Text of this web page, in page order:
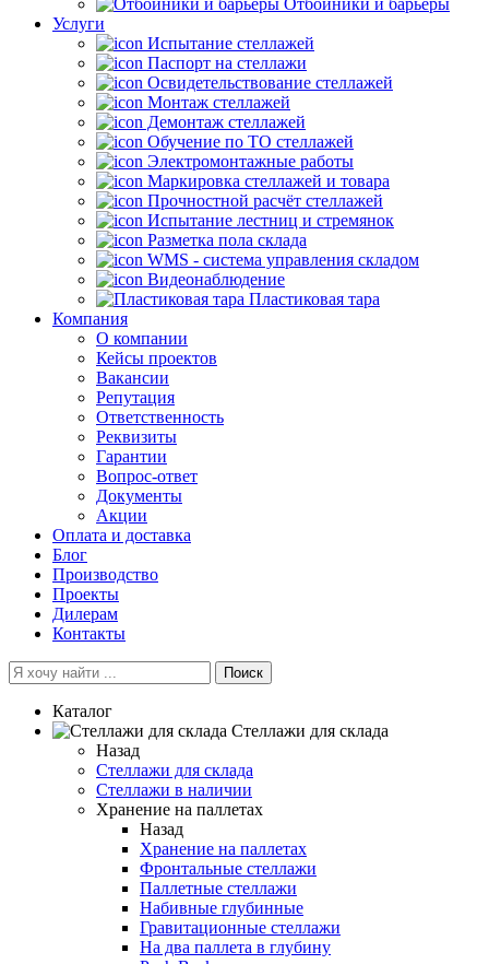
Отбойники и барьеры
Услуги
Испытание стеллажей
Паспорт на стеллажи
Освидетельствование стеллажей
Монтаж стеллажей
Демонтаж стеллажей
Обучение по ТО стеллажей
Электромонтажные работы
Маркировка стеллажей и товара
Прочностной расчёт стеллажей
Испытание лестниц и стремянок
Разметка пола склада
WMS - система управления складом
Видеонаблюдение
Пластиковая тара
Компания
О компании
Кейсы проектов
Вакансии
Репутация
Ответственность
Реквизиты
Гарантии
Вопрос-ответ
Документы
Акции
Оплата и доставка
Блог
Производство
Проекты
Дилерам
Контакты
Поиск
Каталог
Cтеллажи для склада
Назад
Cтеллажи для склада
Стеллажи в наличии
Хранение на паллетах
Назад
Хранение на паллетах
Фронтальные стеллажи
Паллетные стеллажи
Набивные глубинные
Гравитационные стеллажи
На два паллета в глубину